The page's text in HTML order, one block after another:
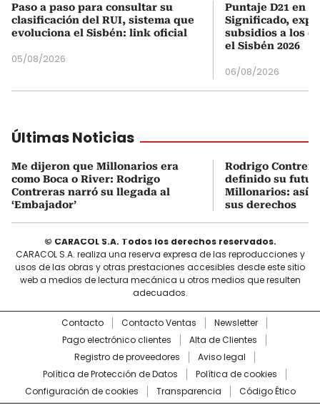
Paso a paso para consultar su
clasificación del RUI, sistema que
evoluciona el Sisbén: link oficial
05/08/2026
Puntaje D21 en
Significado,
subsidios a los
el Sisbén 2026
06/08/2026
Últimas Noticias
Me dijeron que Millonarios era
como Boca o River: Rodrigo
Contreras narró su llegada al
‘Embajador’
Rodrigo
definido su
Millonarios: así
sus derechos
© CARACOL S.A. Todos los derechos reservados.
CARACOL S.A. realiza una reserva expresa de las reproducciones y
usos de las obras y otras prestaciones accesibles desde este sitio
web a medios de lectura mecánica u otros medios que resulten
adecuados.
Contacto Contacto Ventas
Newsletter
Pago electrónico clientes
Alta de Clientes
Registro de proveedores
Aviso legal
Política de Protección de Datos
Política de cookies
Configuración de cookies
Transparencia Código Ético